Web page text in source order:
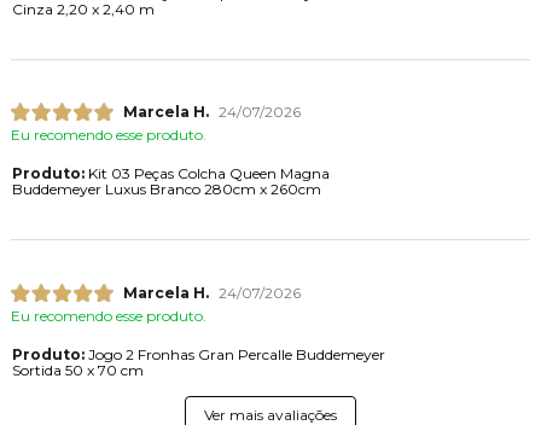
Cinza 2,20 x 2,40 m
Marcela H. 24/07/2026
Eu recomendo esse produto.
Produto:Kit 03 Peças Colcha Queen Magna
Buddemeyer Luxus Branco 280cm x 260cm
Marcela H. 24/07/2026
Eu recomendo esse produto.
Produto:Jogo 2 Fronhas Gran Percalle Buddemeyer
Sortida 50 x 70 cm
Ver mais avaliações